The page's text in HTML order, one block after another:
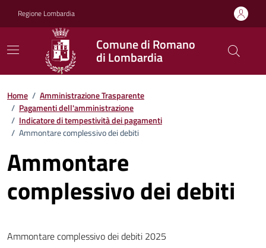
Regione Lombardia
Comune di Romano
di Lombardia
Home / Amministrazione Trasparente
/ Pagamenti dell'amministrazione
/ Indicatore di tempestività dei pagamenti
/ Ammontare complessivo dei debiti
Ammontare
complessivo dei debiti
Ammontare complessivo dei debiti 2025